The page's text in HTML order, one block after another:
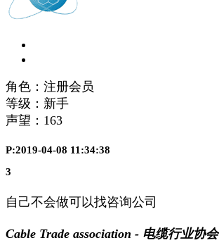
角色：注册会员
等级：新手
声望： 163
P:2019-04-08 11:34:38
3
自己不会做可以找咨询公司
Cable Trade association - 电缆行业协会